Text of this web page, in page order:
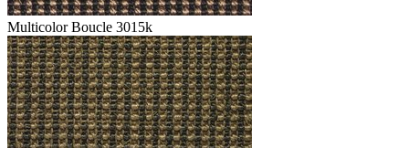
Multicolor Boucle 3015k